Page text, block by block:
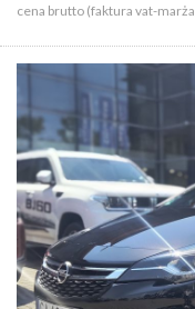
cena brutto (faktura vat-